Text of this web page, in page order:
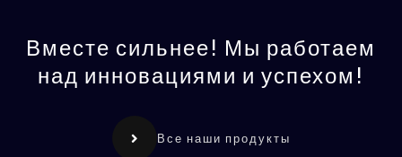
Вместе сильнее! Мы работаем
над инновациями и успехом!
Все наши продукты